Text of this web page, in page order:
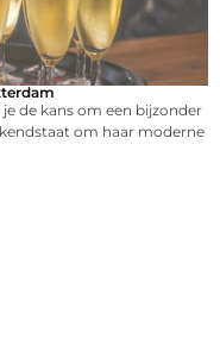
de kans om een bijzonder
om haar moderne